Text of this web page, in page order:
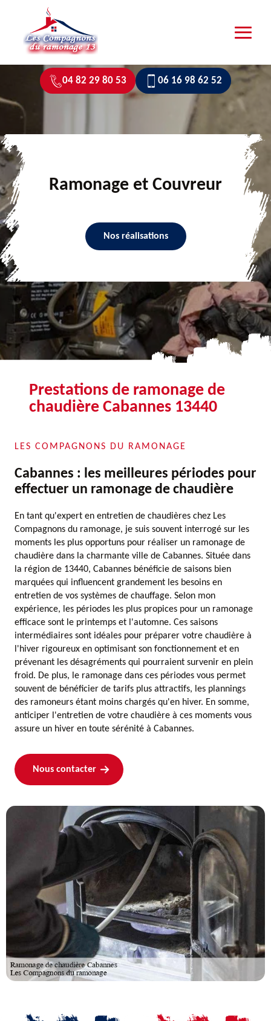
04 82 29 80 53 06 16 98 62 52
Ramonage et Couvreur
Nos réalisations
Prestations de ramonage de
chaudière Cabannes 13440
LES COMPAGNONS DU RAMONAGE
Cabannes : les meilleures périodes pour
effectuer un ramonage de chaudière
En tant qu'expert en entretien de chaudières chez Les
Compagnons du ramonage, je suis souvent interrogé sur les
moments les plus opportuns pour réaliser un ramonage de
chaudière dans la charmante ville de Cabannes. Située dans
la région de 13440, Cabannes bénéficie de saisons bien
marquées qui influencent grandement les besoins en
entretien de vos systèmes de chauffage. Selon mon
expérience, les périodes les plus propices pour un ramonage
efficace sont le printemps et l'automne. Ces saisons
intermédiaires sont idéales pour préparer votre chaudière à
l'hiver rigoureux en optimisant son fonctionnement et en
prévenant les désagréments qui pourraient survenir en plein
froid. De plus, le ramonage dans ces périodes vous permet
souvent de bénéficier de tarifs plus attractifs, les plannings
des ramoneurs étant moins chargés qu'en hiver. En somme,
anticiper l'entretien de votre chaudière à ces moments vous
assure un hiver en toute sérénité à Cabannes.
Nous contacter